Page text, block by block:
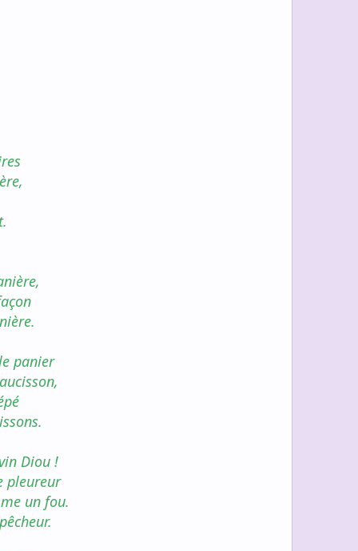
panier
Diou !
pleureur
un fou.